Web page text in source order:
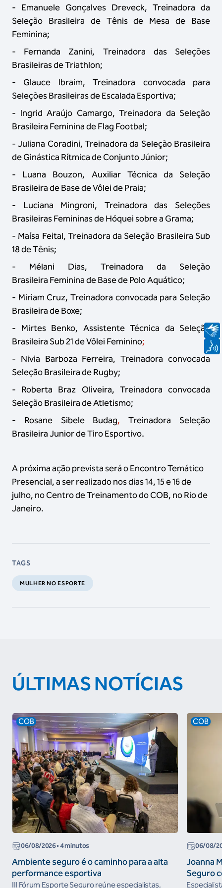
- Emanuele Gonçalves Dreveck, Treinadora da
Seleção Brasileira de Tênis de Mesa de Base
Feminina;
- Fernanda Zanini, Treinadora das Seleções
Brasileiras de Triathlon;
- Glauce Ibraim, Treinadora convocada para
Seleções Brasileiras de Escalada Esportiva;
- Ingrid Araújo Camargo, Treinadora da Seleção
Brasileira Feminina de Flag Footbal;
- Juliana Coradini, Treinadora da Seleção Brasileira
de Ginástica Rítmica de Conjunto Júnior;
- Luana Bouzon, Auxiliar Técnica da Seleção
Brasileira de Base de Vôlei de Praia;
- Luciana Mingroni, Treinadora das Seleções
Brasileiras Femininas de Hóquei sobre a Grama;
- Maísa Feital, Treinadora da Seleção Brasileira Sub
18 de Tênis;
- Mélani Dias, Treinadora da Seleção
Brasileira Feminina de Base de Polo Aquático;
- Miriam Cruz, Treinadora convocada para Seleção
Brasileira de Boxe;
- Mirtes Benko, Assistente Técnica da Seleção
Brasileira Sub 21 de Vôlei Feminino;
- Nivia Barboza Ferreira, Treinadora convocada
Seleção Brasileira de Rugby;
- Roberta Braz Oliveira, Treinadora convocada
Seleção Brasileira de Atletismo;
- Rosane Sibele Budag, Treinadora Seleção
Brasileira Junior de Tiro Esportivo.
A próxima ação prevista será o Encontro Temático
Presencial, a ser realizado nos dias 14, 15 e 16 de
julho, no Centro de Treinamento do COB, no Rio de
Janeiro.
TAGS
MULHER NO ESPORTE
ÚLTIMAS NOTÍCIAS
COB
06/08/2026• 4 minutos
Ambiente seguro é o caminho para a alta
performance esportiva
III Fórum Esporte Seguro reúne especialistas,
COB
06/08/
Joanna
Seguro